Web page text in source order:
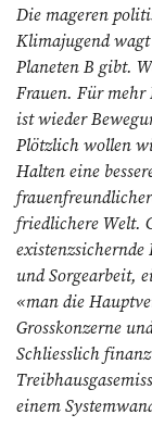
Die mageren
Klimajugend
Planeten B gibt.
Frauen. Für
ist wieder
Plötzlich wollen
Halten eine
friedlichere Welt.
und Sorgearbeit,
«man die
Grosskonzerne
Schliesslich
einem